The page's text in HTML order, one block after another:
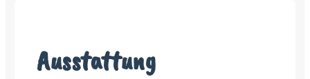
Ausstattung